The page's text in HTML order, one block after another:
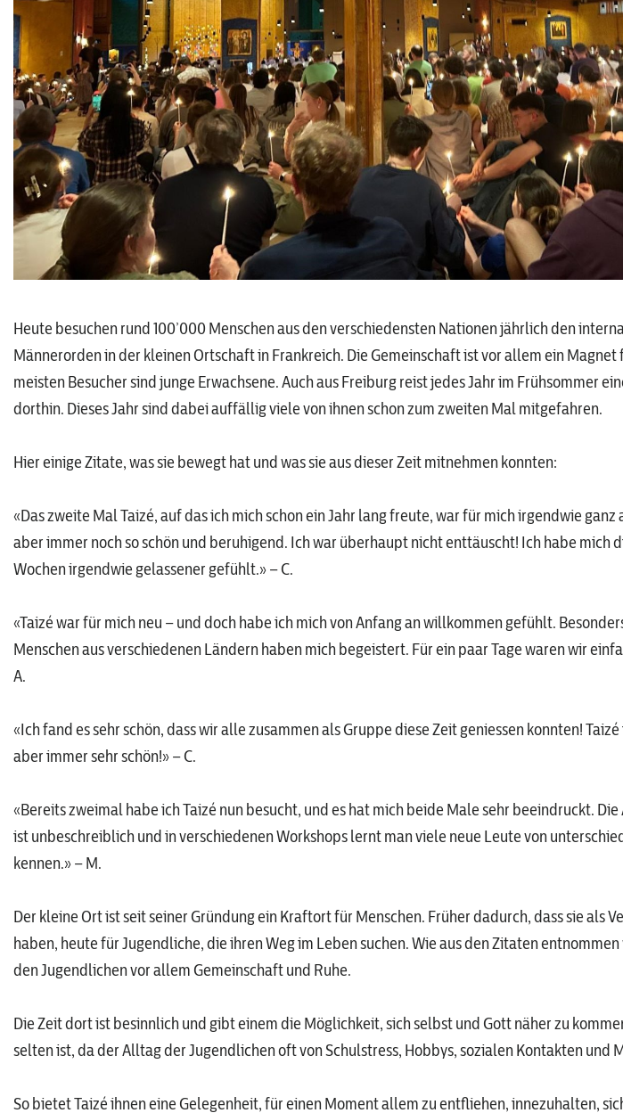
Heute besuchen rund 100’000 Menschen aus den verschiedensten Nationen jährlich den
Männerorden in der kleinen Ortschaft in Frankreich. Die Gemeinschaft ist vor allem ein
meisten Besucher sind junge Erwachsene. Auch aus Freiburg reist jedes Jahr im Frühsommer
dorthin. Dieses Jahr sind dabei auffällig viele von ihnen schon zum zweiten Mal mitgefahren.
Hier einige Zitate, was sie bewegt hat und was sie aus dieser Zeit mitnehmen konnten:
«Das zweite Mal Taizé, auf das ich mich schon ein Jahr lang freute, war für mich irgendwie ganz
aber immer noch so schön und beruhigend. Ich war überhaupt nicht enttäuscht! Ich habe mich
Wochen irgendwie gelassener gefühlt.» – C.
«Taizé war für mich neu – und doch habe ich mich von Anfang an willkommen gefühlt.
Menschen aus verschiedenen Ländern haben mich begeistert. Für ein paar Tage waren wir
A.
«Ich fand es sehr schön, dass wir alle zusammen als Gruppe diese Zeit geniessen konnten!
aber immer sehr schön!» – C.
«Bereits zweimal habe ich Taizé nun besucht, und es hat mich beide Male sehr beeindruckt.
ist unbeschreiblich und in verschiedenen Workshops lernt man viele neue Leute von
kennen.» – M.
Der kleine Ort ist seit seiner Gründung ein Kraftort für Menschen. Früher dadurch, dass sie als
haben, heute für Jugendliche, die ihren Weg im Leben suchen. Wie aus den Zitaten
den Jugendlichen vor allem Gemeinschaft und Ruhe.
Die Zeit dort ist besinnlich und gibt einem die Möglichkeit, sich selbst und Gott näher zu
selten ist, da der Alltag der Jugendlichen oft von Schulstress, Hobbys, sozialen Kontakten und
So bietet Taizé ihnen eine Gelegenheit, für einen Moment allem zu entfliehen, innezuhalten,